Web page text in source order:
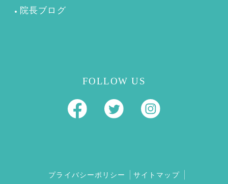
院長ブログ
FOLLOW US
プライバシーポリシー
サイトマップ